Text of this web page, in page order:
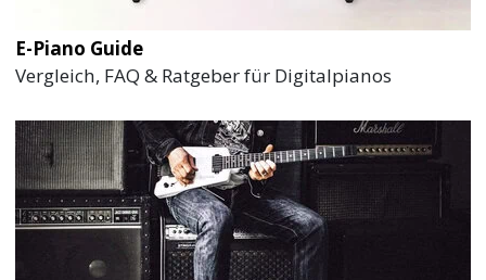
E-Piano Guide
Vergleich, FAQ & Ratgeber für Digitalpianos